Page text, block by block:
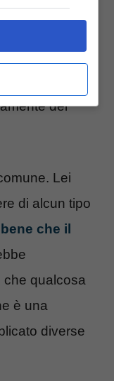
La bella
nel mondo
di papà Al
dei
Lei
di alcun tipo
che il
che qualcosa
è una
diverse